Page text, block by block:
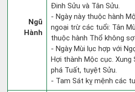
Ngũ
Hành
Đinh Sửu và Tân Sửu.
- Ngày này thuộc hành
ngoại trừ các tuổi: Tân
thuộc hành Thổ không
- Ngày Mùi lục hợp với
Hợi thành Mộc cục. Xung
phá Tuất, tuyệt Sửu.
- Tam Sát kỵ mệnh các